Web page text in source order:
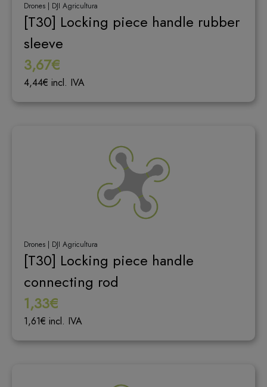
Drones | DJI Agricultura
[T30] Locking piece handle rubber
sleeve
3,67€
4,44€ incl. IVA
Drones | DJI Agricultura
[T30] Locking piece handle
connecting rod
1,33€
1,61€ incl. IVA